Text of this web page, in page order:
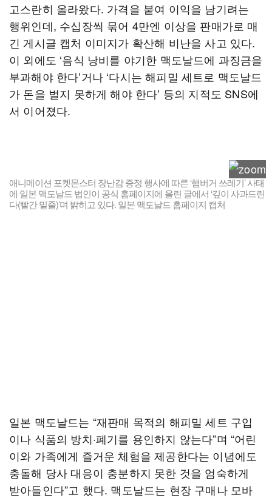
고스란히 올라왔다. 가격을 붙여 이익을 남기려는
행위인데, 수십장씩 묶어 4만엔 이상을 판매가로 매
긴 게시글 캡처 이미지가 확산해 비난을 사고 있다.
이 외에도 ‘음식 낭비를 야기한 맥도날드에 과징금을
부과해야 한다’거나 ‘다시는 해피밀 세트로 맥도날드
가 돈을 벌지 못하게 해야 한다’ 등의 지적도 SNS에
서 이어졌다.
애니메이션 포켓몬스터 장난감 증정 행사에 따른 ‘햄버거 쓰레기’ 사태
에 일본 맥도날드 법인이 공식 홈페이지에 올린 글에서 ‘깊이 사과드린
다(빨간 밑줄)’며 밝히고 있다. 일본 맥도날드 홈페이지 캡처
일본 맥도날드는 “재판매 목적의 해피밀 세트 구입
이나 식품의 방치·폐기를 용인하지 않는다”며 “어린
이와 가족에게 즐거운 체험을 제공한다는 이념에도
충돌해 당사 대응이 충분하지 못한 것을 엄숙하게
받아들인다”고 했다. 맥도날드는 현장 구매나 모바